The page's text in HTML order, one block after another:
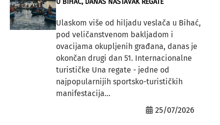
U BIHAĆ, DANAS NASTAVAK REGATE
Ulaskom više od hiljadu veslača u Bihać,
pod veličanstvenom bakljadom i
ovacijama okupljenih građana, danas je
okončan drugi dan 51. Internacionalne
turističke Una regate - jedne od
najpopularnijih sportsko-turističkih
manifestacija...
25/07/2026